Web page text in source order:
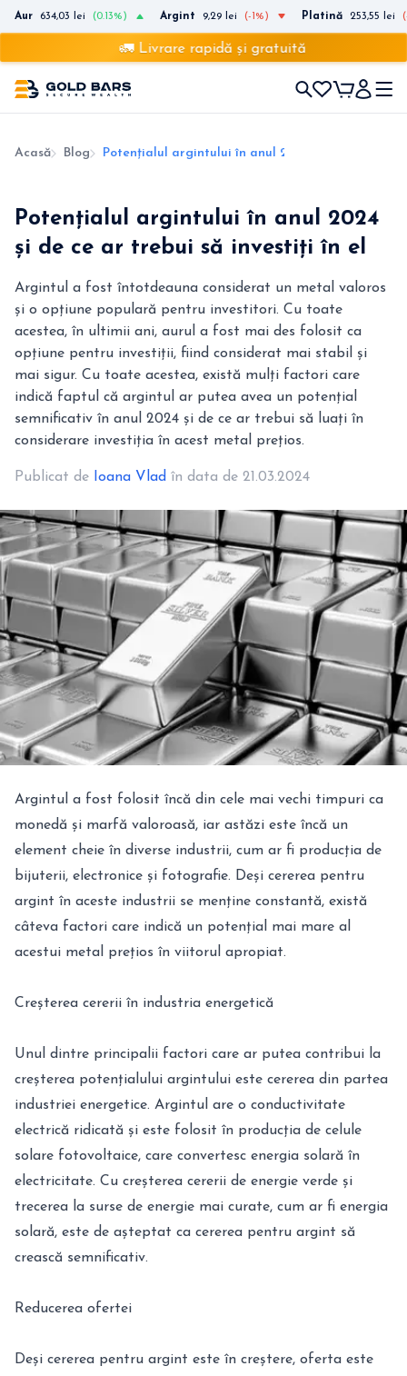
Aur 634,03 lei (0.13%) Argint 9,29 lei (-1%) Platină 253,55 lei
🚛 Livrare rapidă și gratuită
Acasă Blog Potențialul argintului în anul 2024 și de ce ar
Potențialul argintului în anul 2024
și de ce ar trebui să investiți în el
Argintul a fost întotdeauna considerat un metal valoros
și o opțiune populară pentru investitori. Cu toate
acestea, în ultimii ani, aurul a fost mai des folosit ca
opțiune pentru investiții, fiind considerat mai stabil și
mai sigur. Cu toate acestea, există mulți factori care
indică faptul că argintul ar putea avea un potențial
semnificativ în anul 2024 și de ce ar trebui să luați în
considerare investiția în acest metal prețios.
Publicat de Ioana Vlad în data de 21.03.2024
Argintul a fost folosit încă din cele mai vechi timpuri ca
monedă și marfă valoroasă, iar astăzi este încă un
element cheie în diverse industrii, cum ar fi producția de
bijuterii, electronice și fotografie. Deși cererea pentru
argint în aceste industrii se menține constantă, există
câteva factori care indică un potențial mai mare al
acestui metal prețios în viitorul apropiat.
Creșterea cererii în industria energetică
Unul dintre principalii factori care ar putea contribui la
creșterea potențialului argintului este cererea din partea
industriei energetice. Argintul are o conductivitate
electrică ridicată și este folosit în producția de celule
solare fotovoltaice, care convertesc energia solară în
electricitate. Cu creșterea cererii de energie verde și
trecerea la surse de energie mai curate, cum ar fi energia
solară, este de așteptat ca cererea pentru argint să
crească semnificativ.
Reducerea ofertei
Deși cererea pentru argint este în creștere, oferta este